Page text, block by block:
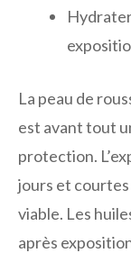
La peau de
est avant tout
protection.
jours et courtes
viable. Les
après